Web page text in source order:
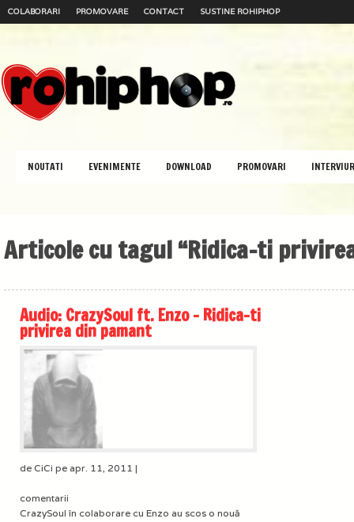
COLABORARI PROMOVARE CONTACT SUSTINE ROHIPHOP
NOUTATI EVENIMENTE DOWNLOAD PROMOVARI
Articole cu tagul “Ridica-ti
Audio: CrazySoul ft. Enzo – Ridica-ti
privirea din pamant
de CiCi pe apr. 11, 2011 |
comentarii
CrazySoul în colaborare cu Enzo au scos o nouă